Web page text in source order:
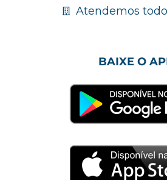
Atendemos todo
BAIXE O